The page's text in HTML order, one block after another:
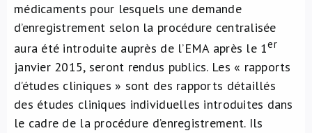
médicaments pour lesquels une demande
d’enregistrement selon la procédure centralisée
aura été introduite auprès de l’EMA après le 1er
janvier 2015, seront rendus publics. Les « rapports
d’études cliniques » sont des rapports détaillés
des études cliniques individuelles introduites dans
le cadre de la procédure d’enregistrement. Ils